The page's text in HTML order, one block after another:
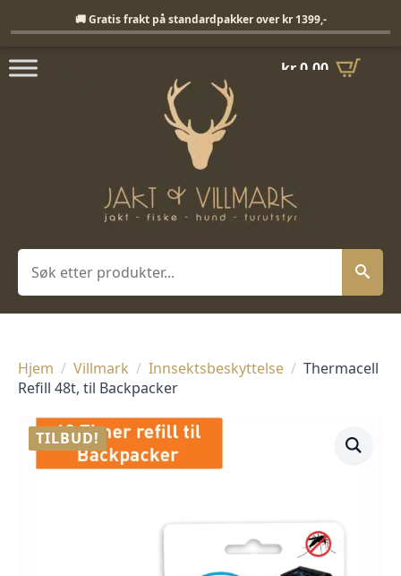
kr0,00
Søk
Hjem Villmark Innsektsbeskyttelse
Thermacell
Refill 48t, til Backpacker
TILBUD!
🚚 Gratis frakt på standardpakker over kr 1399,-